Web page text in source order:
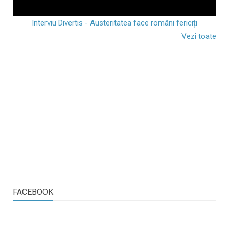
Interviu Divertis - Austeritatea face români fericiți
Vezi toate
FACEBOOK